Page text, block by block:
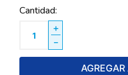
Cantidad
＋
－